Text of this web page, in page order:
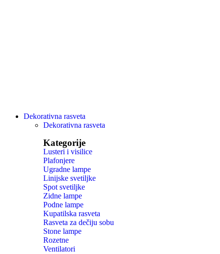
Dekorativna rasveta
Dekorativna rasveta
Kategorije
Lusteri i visilice
Plafonjere
Ugradne lampe
Linijske svetiljke
Spot svetiljke
Zidne lampe
Podne lampe
Kupatilska rasveta
Rasveta za dečiju sobu
Stone lampe
Rozetne
Ventilatori